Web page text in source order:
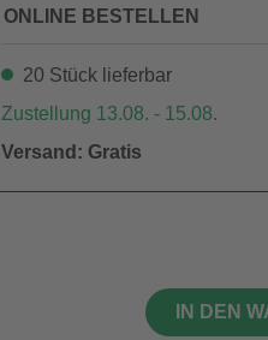
ONLINE BESTELLEN
20 Stück lieferbar
Zustellung 13.08. - 15.08.
Versand: Gratis
IN DEN